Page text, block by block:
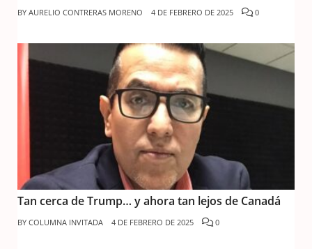
BY AURELIO CONTRERAS MORENO 4 DE FEBRERO DE 2025 0
Tan cerca de Trump… y ahora tan lejos de Canadá
BY COLUMNA INVITADA 4 DE FEBRERO DE 2025 0